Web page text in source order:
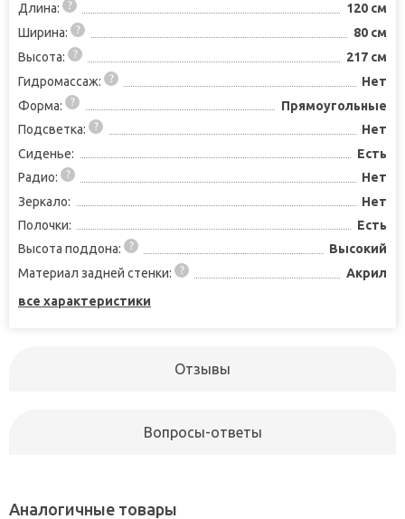
Длина:
120 см
Ширина:
80 см
Высота:
217 см
Гидромассаж:
Нет
Форма:
Прямоугольные
Подсветка:
Нет
Сиденье:
Есть
Радио:
Нет
Зеркало:
Нет
Полочки:
Есть
Высота поддона:
Высокий
Материал задней стенки:
Акрил
все характеристики
Отзывы
Вопросы-ответы
Аналогичные товары